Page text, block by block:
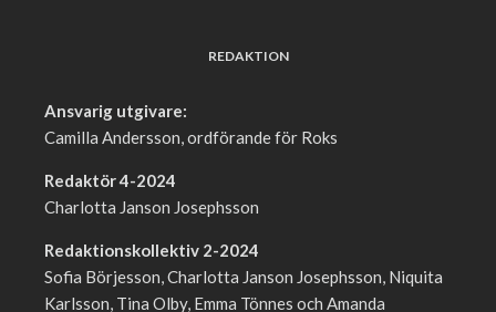
REDAKTION
Ansvarig utgivare:
Camilla Andersson, ordförande för Roks
Redaktör 4-2024
Charlotta Janson Josephsson
Redaktionskollektiv 2-2024
Sofia Börjesson, Charlotta Janson Josephsson, Niquita
Karlsson, Tina Olby, Emma Tönnes och Amanda